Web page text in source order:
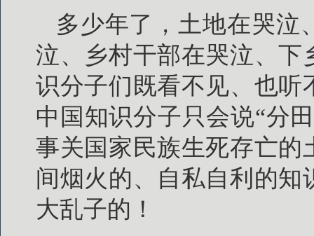
多少年了，土地在哭泣
泣、乡村干部在哭泣、下
识分子们既看不见、也听
中国知识分子只会说“分
事关国家民族生死存亡的
间烟火的、自私自利的
大乱子的！